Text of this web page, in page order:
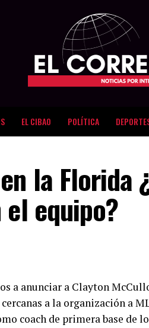
EL CIBAO POLÍTICA
la Florida
equipo?
a anunciar a Clayton
a la organización a
coach de primera base de